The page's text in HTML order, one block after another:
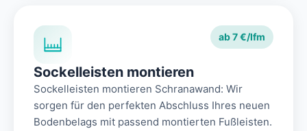
ab 7 €/lfm
Sockelleisten montieren
Sockelleisten montieren Schranawand: Wir
sorgen für den perfekten Abschluss Ihres neuen
Bodenbelags mit passend montierten Fußleisten.